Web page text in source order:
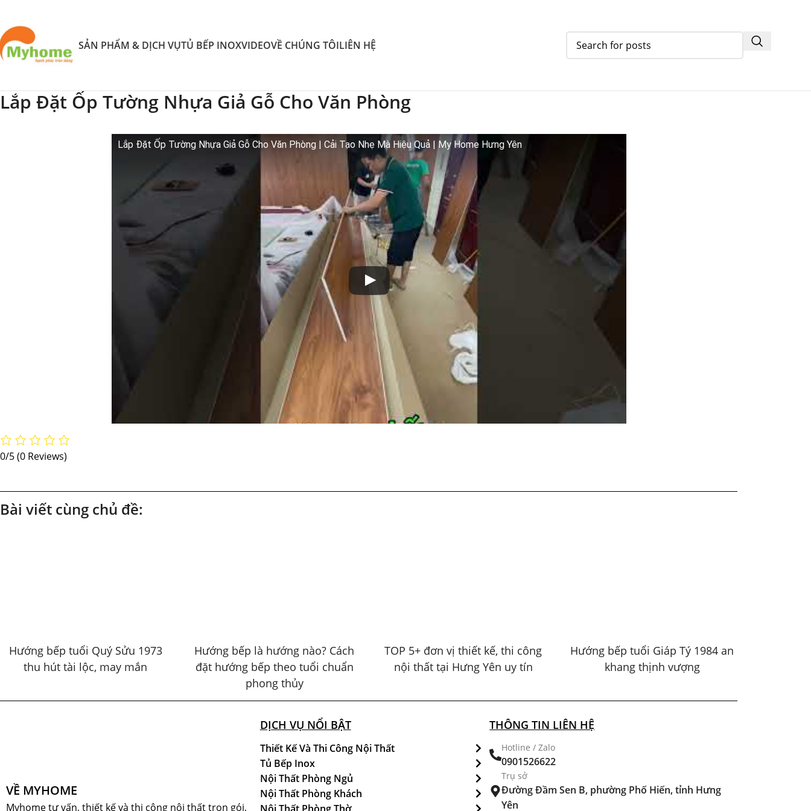
SẢN PHẨM & DỊCH VỤTỦ BẾP INOXVIDEOVỀ CHÚNG TÔILIÊN HỆ
Lắp Đặt Ốp Tường Nhựa Giả Gỗ Cho Văn Phòng
Lắp Đặt Ốp Tường Nhựa Giả Gỗ Cho Văn Phòng | Cải Tạo Nhẹ Mà Hiệu Quả | My Home Hưng Yên
0/5(0 Reviews)
Bài viết cùng chủ đề:
Hướng bếp tuổi Quý Sửu 1973
thu hút tài lộc, may mắn
Hướng bếp là hướng nào? Cách
đặt hướng bếp theo tuổi chuẩn
phong thủy
TOP 5+ đơn vị thiết kế, thi công
nội thất tại Hưng Yên uy tín
Hướng bếp tuổi Giáp Tý 1984 an
khang thịnh vượng
VỀ MYHOME
Myhome tư vấn, thiết kế và thi công nội thất trọn gói,
DỊCH VỤ NỔI BẬT
Thiết Kế Và Thi Công Nội Thất
Tủ Bếp Inox
Nội Thất Phòng Ngủ
Nội Thất Phòng Khách
THÔNG TIN LIÊN HỆ
Hotline / Zalo
0901526622
Trụ sở
Đường Đầm Sen B, phường Phố Hiến, tỉnh Hưng
Yên